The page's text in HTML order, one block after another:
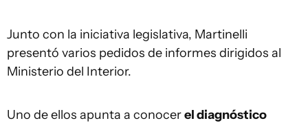
Junto con la iniciativa legislativa, Martinelli
presentó varios pedidos de informes dirigidos al
Ministerio del Interior.
Uno de ellos apunta a conocerel diagnóstico